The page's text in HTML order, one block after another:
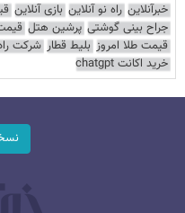
خبرآنلاین راه نو آنلاین بازی آنلاین
جراح بینی گوشتی پرشین هتل
قیمت طلا امروز بلیط قطار شرکت
خرید اکانت chatgpt